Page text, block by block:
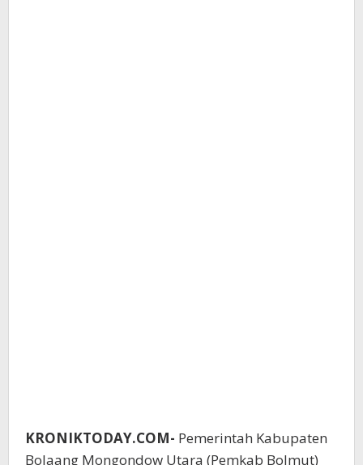
KRONIKTODAY.COM- Pemerintah Kabupaten
Bolaang Mongondow Utara (Pemkab Bolmut)